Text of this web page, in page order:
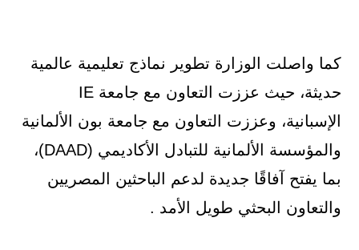
كما واصلت الوزارة تطوير نماذج تعليمية عالمية
حديثة، حيث عززت التعاون مع جامعة IE
الإسبانية، وعززت التعاون مع جامعة بون الألمانية
والمؤسسة الألمانية للتبادل الأكاديمي (DAAD)،
بما يفتح آفاقًا جديدة لدعم الباحثين المصريين
والتعاون البحثي طويل الأمد .